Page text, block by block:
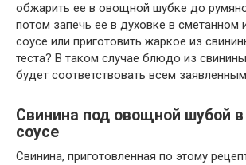
обжарить ее в овощной шубке до
потом запечь ее в духовке в сметанном
соусе или приготовить жаркое из
теста? В таком случае блюдо из
будет соответствовать всем
Свинина под овощной шубой
соусе
Свинина, приготовленная по этому